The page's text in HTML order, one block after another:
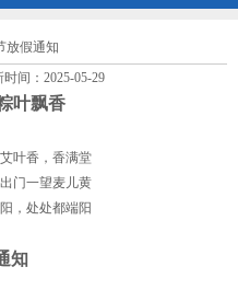
放假通知
间：2025-05-29
叶飘香
叶香，香满堂
门一望麦儿黄
，处处都端阳
知